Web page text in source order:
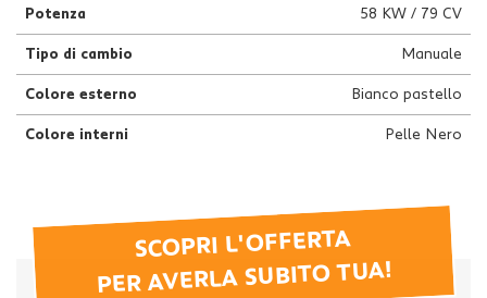
Potenza 58 KW / 79 CV
Tipo di cambio Manuale
Colore esterno Bianco pastello
Colore interni Pelle Nero
SCOPRI L'OFFERTA
PER AVERLA SUBITO TUA!